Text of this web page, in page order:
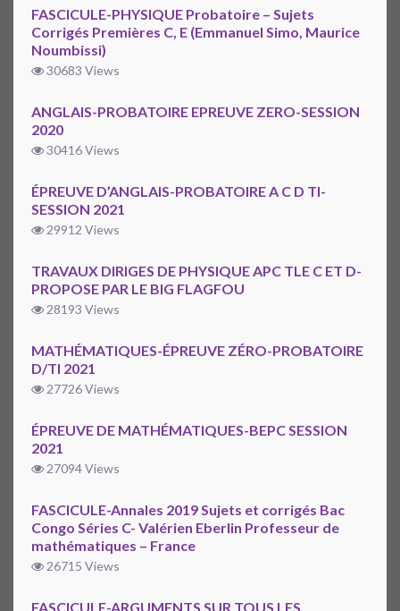
FASCICULE-PHYSIQUE Probatoire – Sujets
Corrigés Premières C, E (Emmanuel Simo, Maurice
Noumbissi)
30683 Views
ANGLAIS-PROBATOIRE EPREUVE ZERO-SESSION
2020
30416 Views
ÉPREUVE D’ANGLAIS-PROBATOIRE A C D TI-
SESSION 2021
29912 Views
TRAVAUX DIRIGES DE PHYSIQUE APC TLE C ET D-
PROPOSE PAR LE BIG FLAGFOU
28193 Views
MATHÉMATIQUES-ÉPREUVE ZÉRO-PROBATOIRE
D/TI 2021
27726 Views
ÉPREUVE DE MATHÉMATIQUES-BEPC SESSION
2021
27094 Views
FASCICULE-Annales 2019 Sujets et corrigés Bac
Congo Séries C- Valérien Eberlin Professeur de
mathématiques – France
26715 Views
FASCICULE-ARGUMENTS SUR TOUS LES